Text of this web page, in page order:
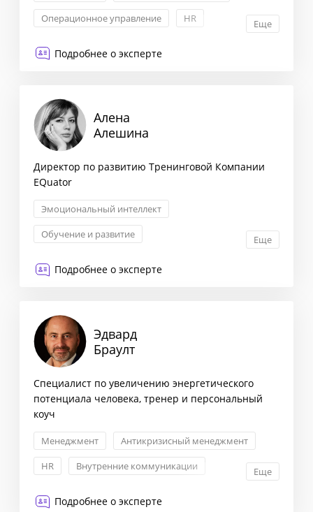
Операционное управление
HR Еще
Подробнее о эксперте
Алена
Алешина
Директор по развитию Тренинговой Компании
EQuator
Эмоциональный интеллект
Обучение и развитие
Еще
Подробнее о эксперте
Эдвард
Браулт
Специалист по увеличению энергетического
потенциала человека, тренер и персональный
коуч
Менеджмент
Антикризисный менеджмент
HR
Внутренние коммуникации Еще
Подробнее о эксперте